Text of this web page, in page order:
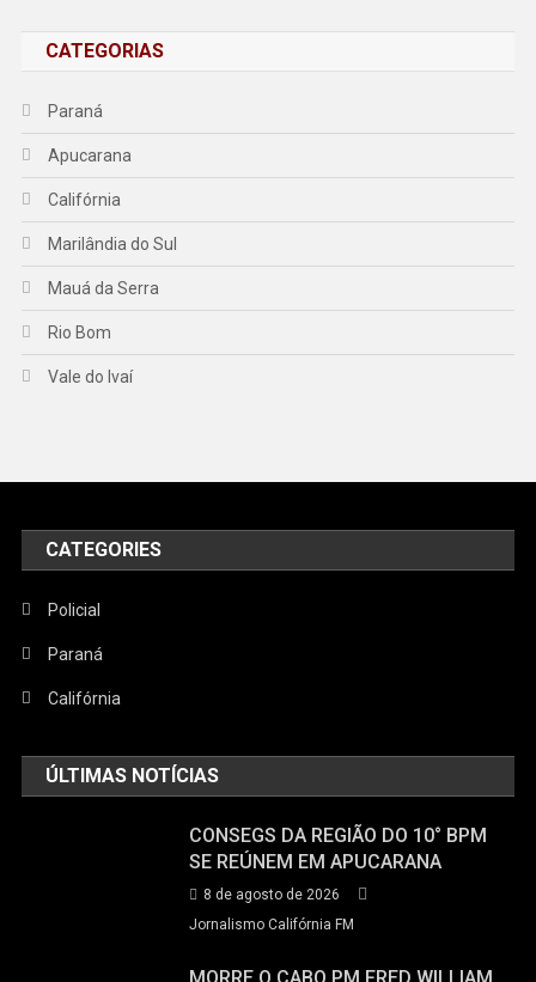
CATEGORIAS
Paraná
Apucarana
Califórnia
Marilândia do Sul
Mauá da Serra
Rio Bom
Vale do Ivaí
CATEGORIES
Policial
Paraná
Califórnia
ÚLTIMAS NOTÍCIAS
CONSEGS DA REGIÃO DO 10° BPM
SE REÚNEM EM APUCARANA
8 de agosto de 2026
Jornalismo Califórnia FM